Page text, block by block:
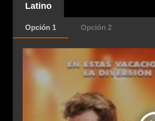
Latino
Opción 1 Opción 2